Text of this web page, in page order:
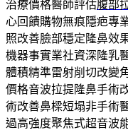
治療價格醫師評估腹部
心回饋購物無痕隱疤專
照改善臉部穩定隆鼻效
機器事實業社資深隆乳
體積精準雷射削切改變
價格音波拉提隆鼻手術
術改善鼻樑短塌非手術
過高強度聚焦式超音波